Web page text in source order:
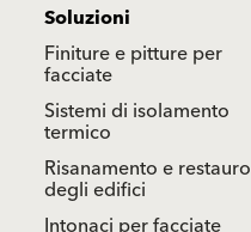
Soluzioni
Finiture e pitture per
facciate
Sistemi di isolamento
termico
Risanamento e restauro
degli edifici